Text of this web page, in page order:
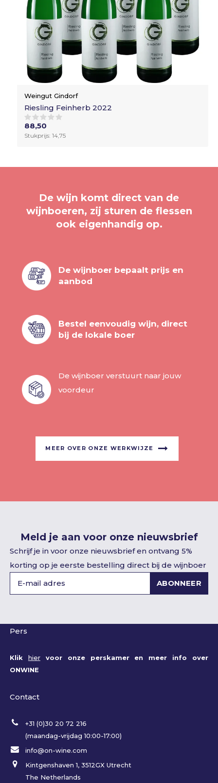
Weingut Gindorf
Riesling Feinherb 2022
88,50
Stukprijs: 14,75
De wijn komt direct van de
wijnboeren, zij sturen de flessen
ook eigenhandig op.
De wijnboer bepaalt prijs en
aanbod
Bestel eenvoudig wijn, direct
bij de lokale boer
De wijnboer verstuurt naar jouw
voordeur
MEER OVER ONZE WERKWIJZE
Meld je aan voor onze nieuwsbrief
Schrijf je in voor onze nieuwsbrief en ontvang 5%
korting op je eerste bestelling direct bij de wijnboer
ABONNEER
Pers
Klik hiervoor onze perskamer en meer info over
ONWINE
Contact
+31 (0)30 20 72 216
(maandag-vrijdag 10:00-17:00)
info@on-wine.com
Kintgenshaven 1, 3512GX Utrecht
The Netherlands